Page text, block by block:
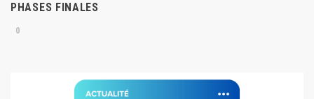
PHASES FINALES
0